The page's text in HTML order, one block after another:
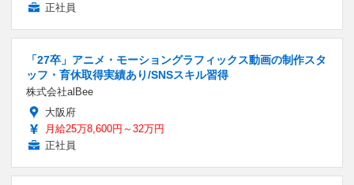
正社員
「27卒」アニメ・モーショングラフィックス動画の制作スタ
ッフ・育休取得実績あり/SNSスキル習得
株式会社alBee
大阪府
月給25万8,600円～32万円
正社員